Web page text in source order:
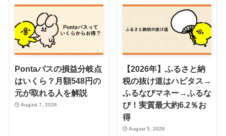
Pontaパスの損益分岐点
はいくら？月額548円の
元が取れる人を解説
August 7, 2026
【2026年】ふるさと納
税の抜け道はハピタス→
ふるなびマネー→ふるな
び！実質最大約6.2％お
得
August 5, 2026